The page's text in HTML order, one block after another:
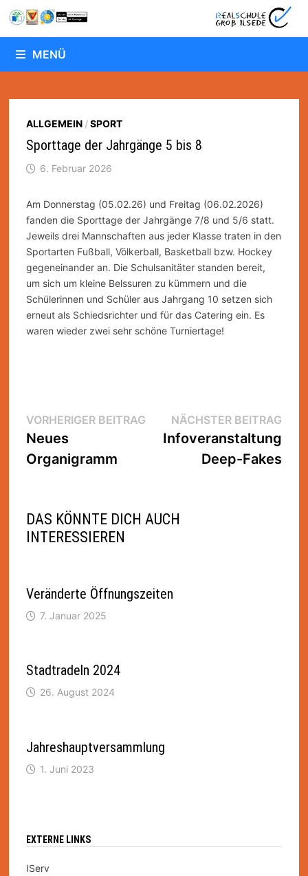
Inhalt
springen
MENÜ
ALLGEMEIN /SPORT
Sporttage der Jahrgänge 5 bis 8
6. Februar 2026
Am Donnerstag (05.02.26) und Freitag (06.02.2026)
fanden die Sporttage der Jahrgänge 7/8 und 5/6 statt.
Jeweils drei Mannschaften aus jeder Klasse traten in den
Sportarten Fußball, Völkerball, Basketball bzw. Hockey
gegeneinander an. Die Schulsanitäter standen bereit,
um sich um kleine Belssuren zu kümmern und die
Schülerinnen und Schüler aus Jahrgang 10 setzen sich
erneut als Schiedsrichter und für das Catering ein. Es
waren wieder zwei sehr schöne Turniertage!
Beitragsnavigation
VORHERIGER BEITRAG Vorheriger
Beitrag:
Neues
Organigramm
NÄCHSTER BEITRAG
Infoveranstaltung
Deep-Fakes
DAS KÖNNTE DICH AUCH
INTERESSIEREN
Veränderte Öffnungszeiten
7. Januar 2025
Stadtradeln 2024
26. August 2024
Jahreshauptversammlung
1. Juni 2023
EXTERNE LINKS
IServ